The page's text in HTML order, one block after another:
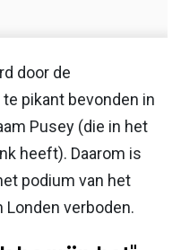
door de
pikant bevonden in
Pusey (die in het
heeft). Daarom is
podium van het
Londen verboden.